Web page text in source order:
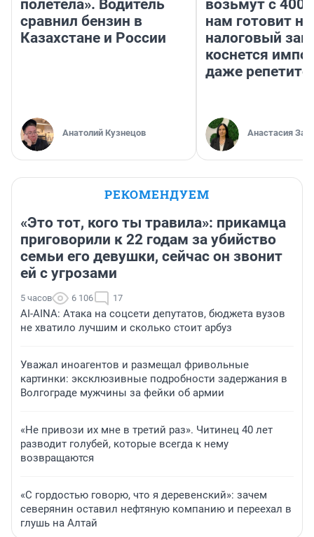
полетела». Водитель
сравнил бензин в
Казахстане и России
Анатолий Кузнецов
возьмут с
нам готовит
налоговый
коснется
даже
Анастасия
РЕКОМЕНДУЕМ
«Это тот, кого ты травила»: прикамца
приговорили к 22 годам за убийство
семьи его девушки, сейчас он звонит
ей с угрозами
5 часов 6 106 17
AI-AINA: Атака на соцсети депутатов, бюджета вузов
не хватило лучшим и сколько стоит арбуз
Уважал иноагентов и размещал фривольные
картинки: эксклюзивные подробности задержания в
Волгограде мужчины за фейки об армии
«Не привози их мне в третий раз». Читинец 40 лет
разводит голубей, которые всегда к нему
возвращаются
«С гордостью говорю, что я деревенский»: зачем
северянин оставил нефтяную компанию и переехал в
глушь на Алтай